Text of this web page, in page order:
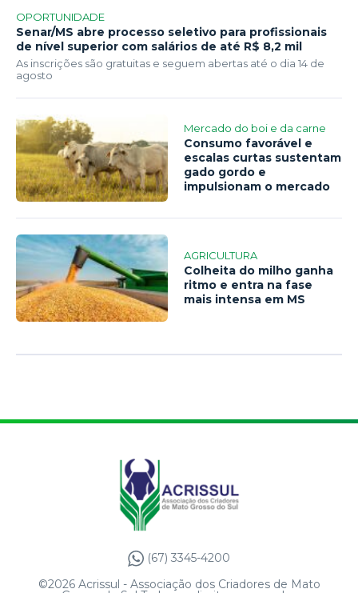
OPORTUNIDADE
Senar/MS abre processo seletivo para profissionais
de nível superior com salários de até R$ 8,2 mil
As inscrições são gratuitas e seguem abertas até o dia 14 de
agosto
Mercado do boi e da carne
Consumo favorável e
escalas curtas sustentam
gado gordo e
impulsionam o mercado
AGRICULTURA
Colheita do milho ganha
ritmo e entra na fase
mais intensa em MS
(67) 3345-4200
©2026 Acrissul - Associação dos Criadores de Mato